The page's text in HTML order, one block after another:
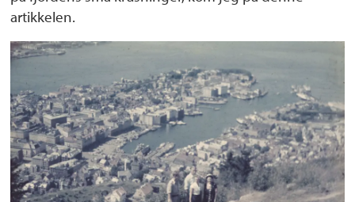
artikkelen.